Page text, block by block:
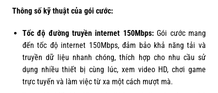
Thông số kỹ thuật của gói cước:
Tốc độ đường truyền internet 150Mbps:Gói cước mang
đến tốc độ internet 150Mbps, đảm bảo khả năng tải và
truyền dữ liệu nhanh chóng, thích hợp cho nhu cầu sử
dụng nhiều thiết bị cùng lúc, xem video HD, chơi game
trực tuyến và làm việc từ xa một cách mượt mà.